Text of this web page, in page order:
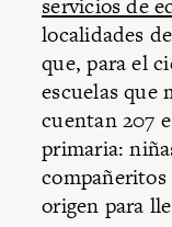
servicios de
localidades
que, para el
escuelas que
cuentan 207
primaria:
origen para